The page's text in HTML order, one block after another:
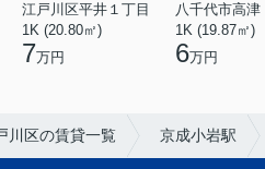
江戸川区平井１丁目
1K (20.80㎡)
7万円
八千代市高津
1K (19.87㎡)
6万円
川区の賃貸一覧 京成小岩駅